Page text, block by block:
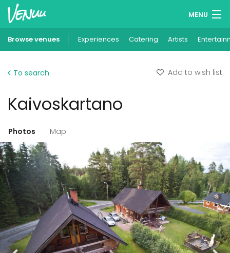
MENU
Wish lists
Add your venue
Browse venues Experiences Catering Artists
To search Add to wish list
Kaivoskartano
Photos Map